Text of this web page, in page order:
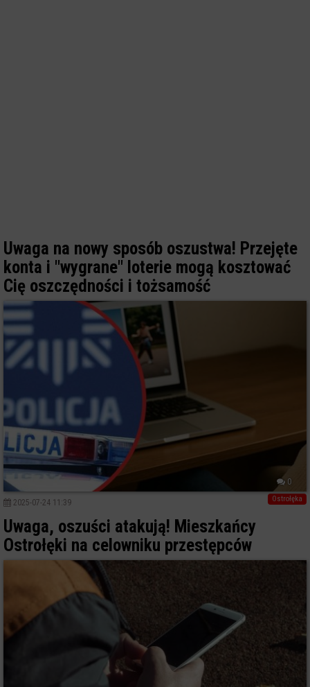
Uwaga na nowy sposób oszustwa! Przejęte
konta i "wygrane" loterie mogą kosztować
Cię oszczędności i tożsamość
0
Ostrołęka
2025-07-24 11:39
Uwaga, oszuści atakują! Mieszkańcy
Ostrołęki na celowniku przestępców